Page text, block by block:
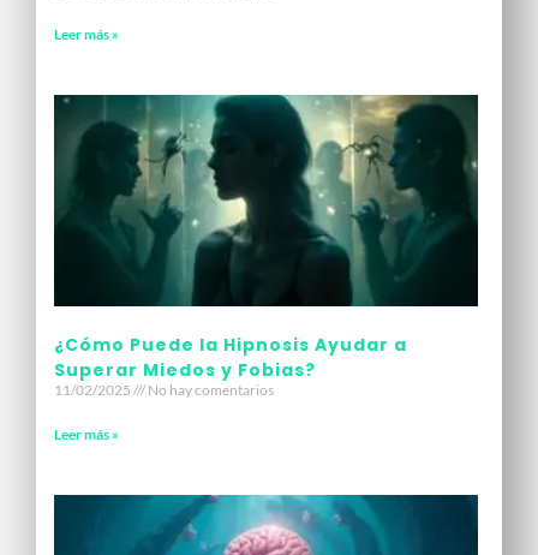
Leer más »
¿Cómo Puede la Hipnosis Ayudar a
Superar Miedos y Fobias?
11/02/2025 No hay comentarios
Leer más »